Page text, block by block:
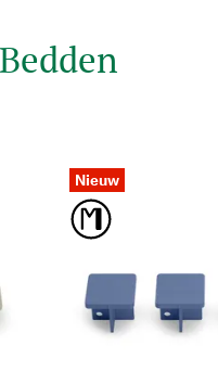
Bedden
Nieuw